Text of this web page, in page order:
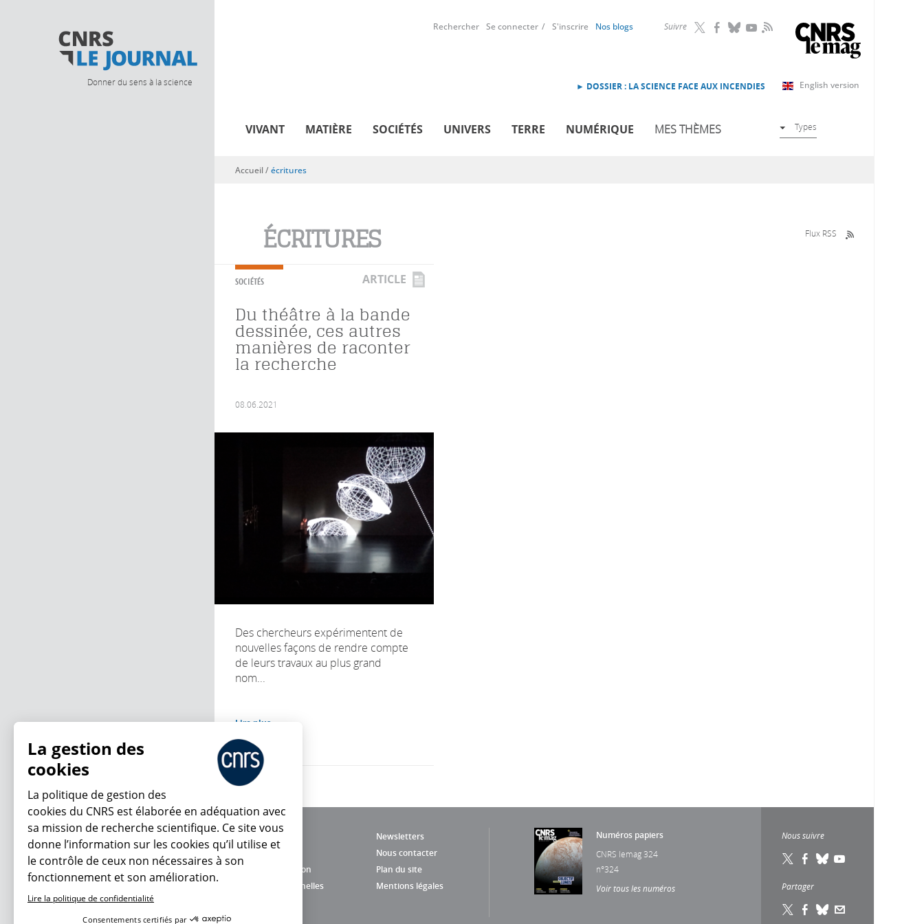
Donner du sens à la science
Suivre RSS
Rechercher Se connecter S'inscrire Nos blogs
English version
► DOSSIER : LA SCIENCE FACE AUX INCENDIES
VIVANT MATIÈRE SOCIÉTÉS UNIVERS TERRE NUMÉRIQUE MES THÈMES Types
Vous êtes ici
Accueil/écritures
ÉCRITURES Flux RSS
SOCIÉTÉS ARTICLE
Du théâtre à la bande
dessinée, ces autres
manières de raconter
la recherche
08.06.2021
Des chercheurs expérimentent de
nouvelles façons de rendre compte
de leurs travaux au plus grand
nom...
Lire plus
Newsletters
Nous contacter
Charte d'utilisation
Plan du site
Données personnelles
Mentions légales
Numéros papiers
CNRS lemag 324
n°324
Voir tous les numéros
Nous suivre
Partager
En ce moment
La gestion des
cookies
La politique de gestion des
cookies du CNRS est élaborée en adéquation avec
sa mission de recherche scientifique. Ce site vous
donne l’information sur les cookies qu’il utilise et
le contrôle de ceux non nécessaires à son
fonctionnement et son amélioration.
Lire la politique de confidentialité
Consentements certifiés par